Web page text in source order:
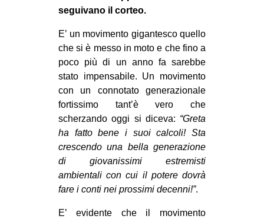
seguivano il corteo.
E’ un movimento gigantesco quello
che si è messo in moto e che fino a
poco più di un anno fa sarebbe
stato impensabile. Un movimento
con un connotato generazionale
fortissimo tant’è vero che
scherzando oggi si diceva: “Greta
ha fatto bene i suoi calcoli! Sta
crescendo una bella generazione
di giovanissimi estremisti
ambientali con cui il potere dovrà
fare i conti nei prossimi decenni!”.
E’ evidente che il movimento